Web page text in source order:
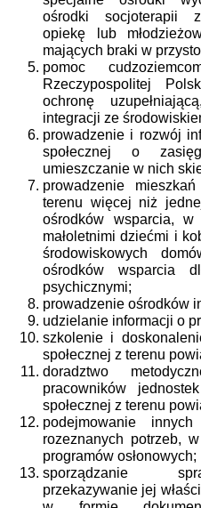
ośrodki socjoterapii
opiekę lub
mających braki w
pomoc
Rzeczypospolitej
ochronę
integracji ze
prowadzenie i rozwój
społecznej o
umieszczanie w nich
prowadzenie
terenu więcej niż
ośrodków wsparcia,
małoletnimi dziećmi i
środowiskowych
ośrodków wsparcia
psychicznymi;
prowadzenie ośrodków
udzielanie informacji o
szkolenie i
społecznej z terenu
doradztwo
pracowników
społecznej z terenu
podejmowanie
rozeznanych potrzeb,
programów osłonowych;
sporządzanie
przekazywanie jej